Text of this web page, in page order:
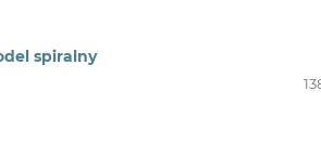
spiralny